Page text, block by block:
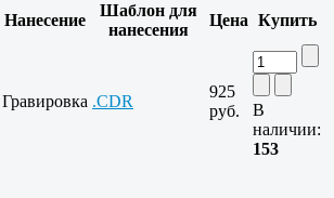
Нанесение
Шаблон для
нанесения
Цена Купить
Гравировка .CDR
925
руб.
В
наличии:
153